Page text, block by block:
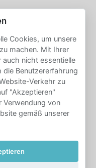
Cookies, um unsere
machen. Mit Ihrer
auch nicht essentielle
die Benutzererfahrung
Verkehr zu
"Akzeptieren"
Verwendung von
gemäß unserer